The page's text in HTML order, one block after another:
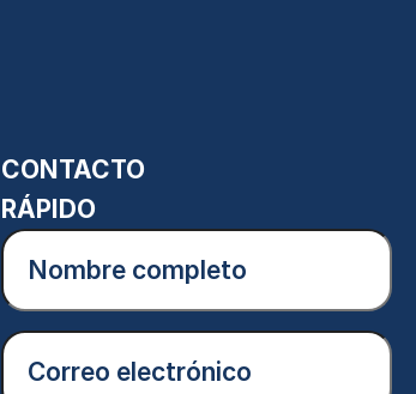
CONTACTO
RÁPIDO
Nombre
completo
(Obligatorio)
Correo
electrónico